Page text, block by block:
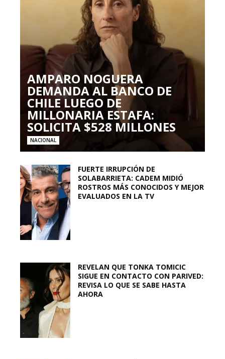
AMPARO NOGUERA
DEMANDA AL BANCO DE
CHILE LUEGO DE
MILLONARIA ESTAFA:
SOLICITA $528 MILLONES
NACIONAL
FUERTE IRRUPCIÓN DE
SOLABARRIETA: CADEM MIDIÓ
ROSTROS MÁS CONOCIDOS Y MEJOR
EVALUADOS EN LA TV
REVELAN QUE TONKA TOMICIC
SIGUE EN CONTACTO CON PARIVED:
REVISA LO QUE SE SABE HASTA
AHORA